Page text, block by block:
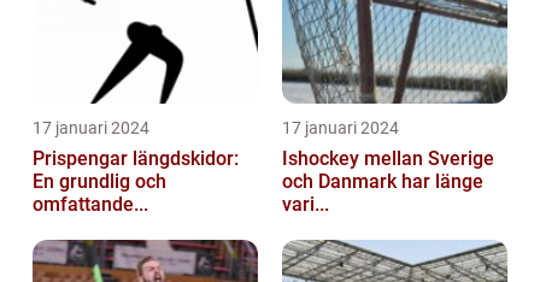
17 januari 2024
Prispengar längdskidor:
En grundlig och
omfattande...
17 januari 2024
Ishockey mellan Sverige
och Danmark har länge
vari...